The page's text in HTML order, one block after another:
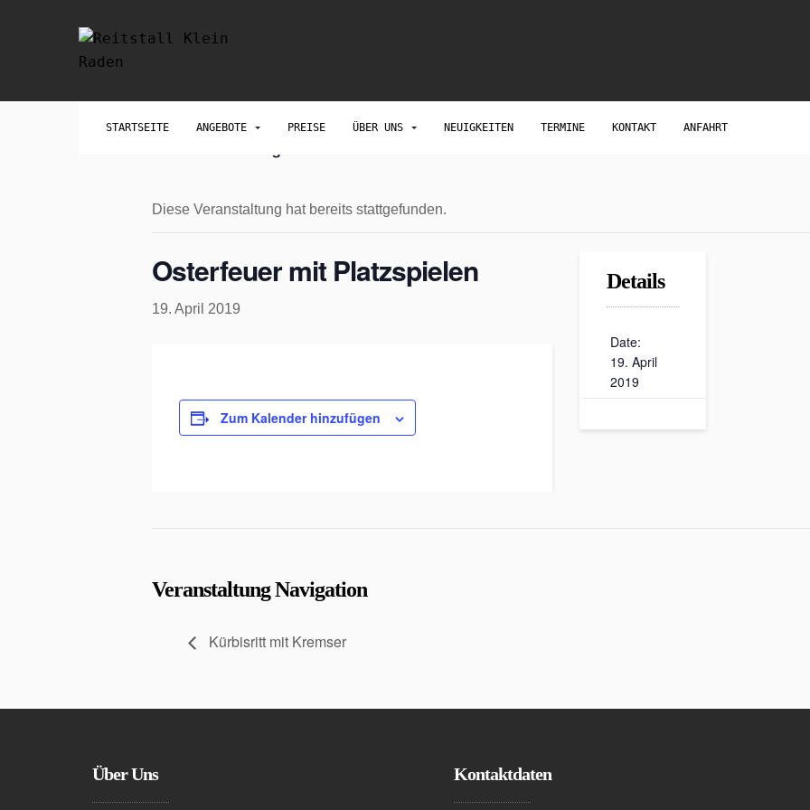
STARTSEITE ANGEBOTE PREISE ÜBER UNS NEUIGKEITEN TERMINE KONTAKT ANFAHRT
Diese Veranstaltung hat bereits stattgefunden.
Osterfeuer mit Platzspielen
19. April 2019
Zum Kalender hinzufügen
Details
Date:
19. April
2019
Veranstaltung Navigation
Kürbisritt mit Kremser
Über Uns Kontaktdaten